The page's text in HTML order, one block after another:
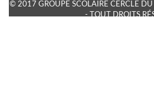
© 2017 GROUPE SCOLAIRE CERCLE
- TOUT DROITS